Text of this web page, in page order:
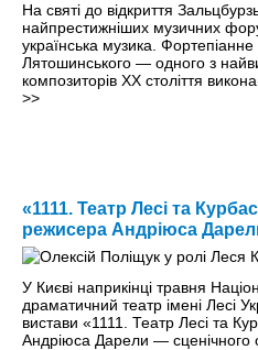
На святі до відкриття
найпрестижніших музичних
українська музика.
Лятошинського — одного з
композиторів ХХ століття
>>
«1111. Театр Лесі та
режисера Андріюса
У Києві наприкінці травня
драматичний театр імені Лесі
вистави «1111. Театр Лесі та
Андріюса Дарели — сценічного